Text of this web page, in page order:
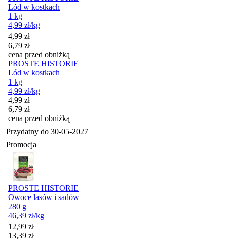
Lód w kostkach
1 kg
4,99 zł/kg
Cena promocyjna
4,99 zł
6,79 zł
cena przed obniżką
PROSTE HISTORIE
Lód w kostkach
1 kg
4,99 zł/kg
Cena promocyjna
4,99 zł
6,79 zł
cena przed obniżką
Przydatny do 30-05-2027
Promocja
PROSTE HISTORIE
Owoce lasów i sadów
280 g
46,39 zł/kg
Cena promocyjna
12,99 zł
13,39 zł